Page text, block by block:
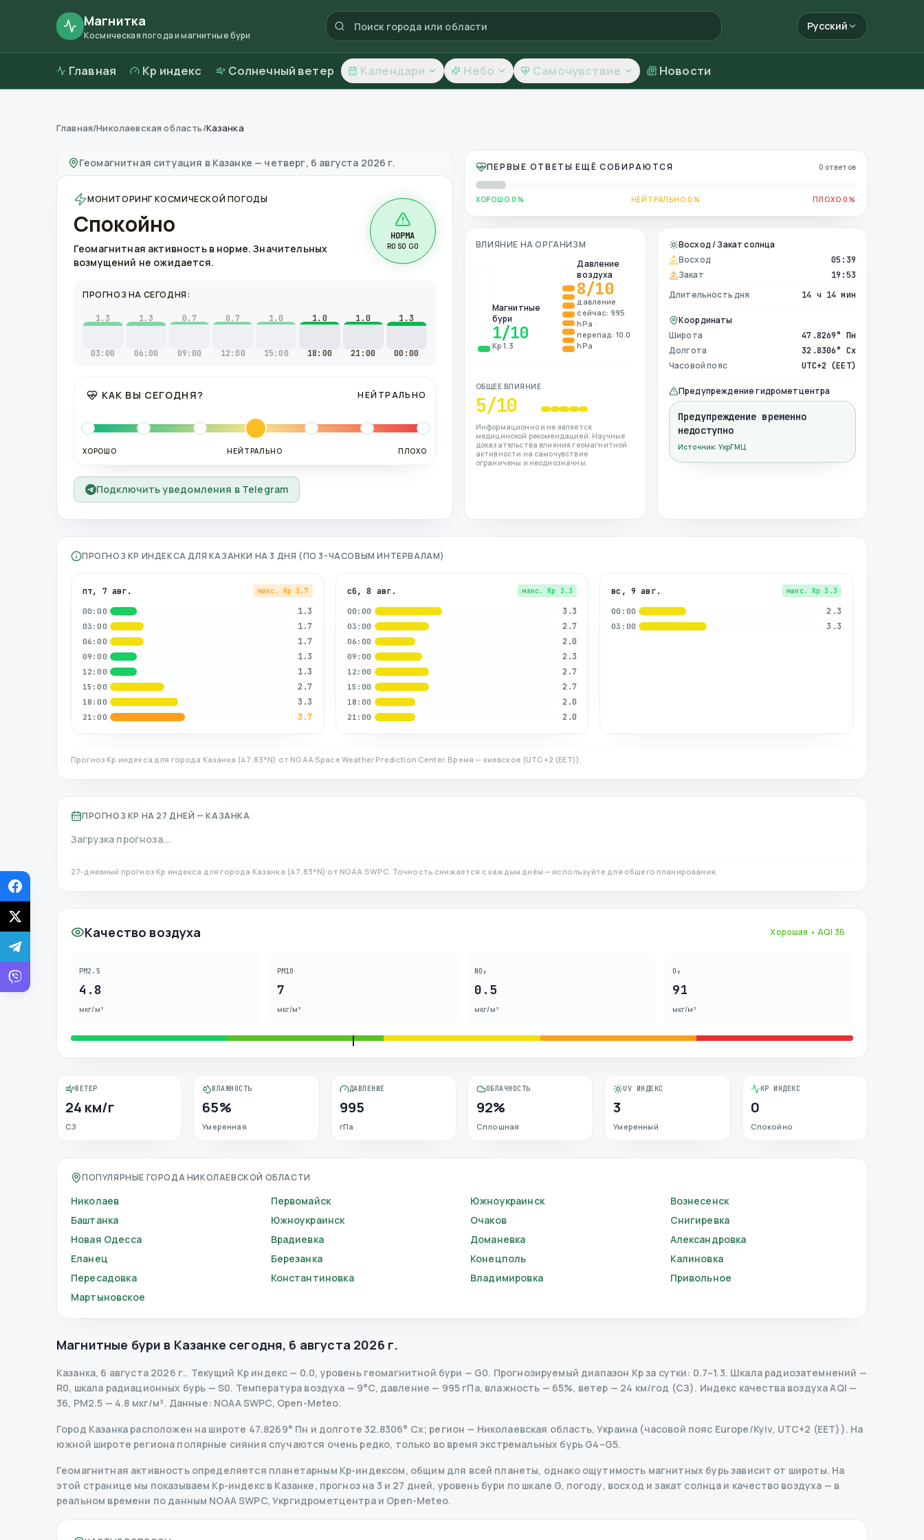
Магнитка
Космическая погода и магнитные бури
Русский
Главная Kp индекс Солнечный ветер Календари Небо Самочувствие Новости
Магнитные бури в Казанке—погода и качество воздуха
Главная/Николаевская область/Казанка
Геомагнитная ситуация в Казанке — четверг, 6 августа 2026 г.
МОНИТОРИНГ КОСМИЧЕСКОЙ ПОГОДЫ
Спокойно
Геомагнитная активность в норме. Значительных
возмущений не ожидается.
НОРМА
R0 S0 G0
ПРОГНОЗ НА СЕГОДНЯ:
1.3
03:00
1.3
06:00
0.7
09:00
0.7
12:00
1.0
15:00
1.0
18:00
1.0
21:00
1.3
00:00
КАК ВЫ СЕГОДНЯ? НЕЙТРАЛЬНО
ХОРОШО НЕЙТРАЛЬНО ПЛОХО
Подключить уведомления в Telegram
ПЕРВЫЕ ОТВЕТЫ ЕЩЁ СОБИРАЮТСЯ 0 ответов
ХОРОШО 0% НЕЙТРАЛЬНО 0% ПЛОХО 0%
ВЛИЯНИЕ НА ОРГАНИЗМ
Магнитные
бури
1/10
Kp 1.3
Давление
воздуха
8/10
давление
сейчас: 995
hPa ·
перепад: 10.0
hPa
ОБЩЕЕ ВЛИЯНИЕ
5/10
Информационно и не является
медицинской рекомендацией. Научные
доказательства влияния геомагнитной
активности на самочувствие
ограничены и неоднозначны.
Восход / Закат солнца
Восход
05:39
Закат 19:53
Длительность дня 14 ч 14 мин
Координаты
Широта
47.8269° Пн
Долгота 32.8306° Сх
Часовой пояс UTC+2 (EET)
Предупреждение гидрометцентра
Предупреждение временно
недоступно
Источник: УкрГМЦ
ПРОГНОЗ KP ИНДЕКСА ДЛЯ КАЗАНКИ НА 3 ДНЯ (ПО 3-ЧАСОВЫМ ИНТЕРВАЛАМ)
пт, 7 авг. макс. Kp 3.7
00:00 1.3
03:00 1.7
06:00 1.7
09:00 1.3
12:00 1.3
15:00 2.7
18:00 3.3
21:00 3.7
сб, 8 авг. макс. Kp 3.3
00:00 3.3
03:00 2.7
06:00 2.0
09:00 2.3
12:00 2.7
15:00 2.7
18:00 2.0
21:00 2.0
вс, 9 авг. макс. Kp 3.3
00:00 2.3
03:00 3.3
Прогноз Kp индекса для города Казанка (47.83°N) от NOAA Space Weather Prediction Center. Время — киевское (UTC+2 (EET)).
ПРОГНОЗ KP НА 27 ДНЕЙ — КАЗАНКА
Загрузка прогноза...
27-дневный прогноз Kp индекса для города Казанка (47.83°N) от NOAA SWPC. Точность снижается с каждым днём — используйте для общего планирования.
Качество воздуха Хорошая • AQI 36
PM2.5
4.8
мкг/м³
PM10
7
мкг/м³
NO₂
0.5
мкг/м³
O₃
91
мкг/м³
ВЕТЕР
24 км/г
СЗ
ВЛАЖНОСТЬ
65%
Умеренная
ДАВЛЕНИЕ
995
гПа
ОБЛАЧНОСТЬ
92%
Сплошная
UV ИНДЕКС
3
Умеренный
KP ИНДЕКС
0
Спокойно
ПОПУЛЯРНЫЕ ГОРОДА НИКОЛАЕВСКОЙ ОБЛАСТИ
Николаев Первомайск Южноукраинск
Вознесенск
Баштанка
Южноукраинск Очаков
Снигиревка
Новая Одесса
Врадиевка Доманевка
Александровка
Еланец
Березанка Конецполь
Калиновка
Пересадовка
Константиновка Владимировка
Привольное
Мартыновское
Магнитные бури в Казанке сегодня, 6 августа 2026 г.
Казанка, 6 августа 2026 г.. Текущий Kp индекс — 0.0, уровень геомагнитной бури — G0. Прогнозируемый диапазон Kp за сутки: 0.7–1.3. Шкала радиозатемнений —
R0, шкала радиационных бурь — S0. Температура воздуха — 9°C, давление — 995 гПа, влажность — 65%, ветер — 24 км/год (СЗ). Индекс качества воздуха AQI —
36, PM2.5 — 4.8 мкг/м³. Данные: NOAA SWPC, Open-Meteo.
Город Казанка расположен на широте 47.8269° Пн и долготе 32.8306° Сх; регион — Николаевская область, Украина (часовой пояс Europe/Kyiv, UTC+2 (EET)). На
южной широте региона полярные сияния случаются очень редко, только во время экстремальных бурь G4–G5.
Геомагнитная активность определяется планетарным Kp-индексом, общим для всей планеты, однако ощутимость магнитных бурь зависит от широты. На
этой странице мы показываем Kp-индекс в Казанке, прогноз на 3 и 27 дней, уровень бури по шкале G, погоду, восход и закат солнца и качество воздуха — в
реальном времени по данным NOAA SWPC, Укргидрометцентра и Open-Meteo.